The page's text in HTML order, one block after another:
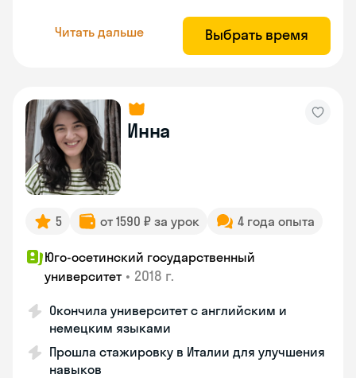
Читать дальше Выбрать время
Инна
5 от 1590 ₽ за урок 4 года опыта
Юго-осетинский государственный
университет • 2018 г.
Окончила университет с английским и
немецким языками
Прошла стажировку в Италии для улучшения
навыков